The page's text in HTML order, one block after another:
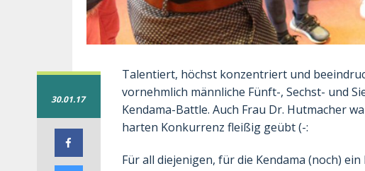
30.01.17
Talentiert, höchst konzentriert und
vornehmlich männliche Fünft-, Sechst- und
Kendama-Battle. Auch Frau Dr. Hutmacher
harten Konkurrenz fleißig geübt (-:
Für all diejenigen, für die Kendama (noch)